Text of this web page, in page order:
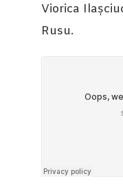
Viorica
Rusu.